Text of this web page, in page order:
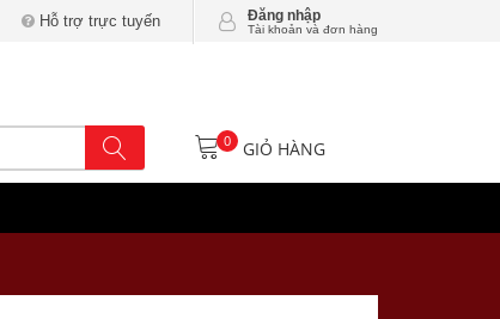
Hỗ trợ trực tuyến Đăng nhập
Tài khoản và đơn hàng
0 GIỎ HÀNG